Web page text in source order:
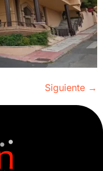
Siguiente →